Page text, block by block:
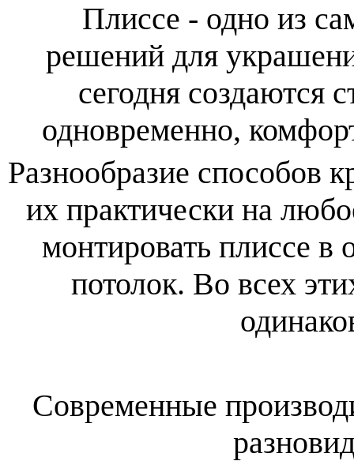
Плиссе - одно из
решений для
сегодня создаются
одновременно,
Разнообразие способов
их практически на
монтировать плиссе
потолок. Во всех
Современные